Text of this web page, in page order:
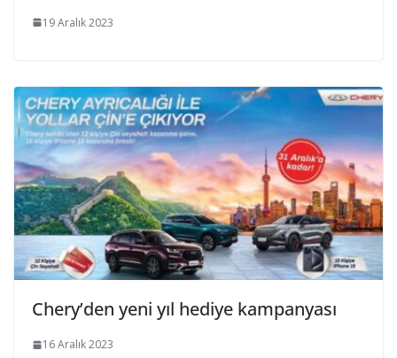
19 Aralık 2023
Chery’den yeni yıl hediye kampanyası
16 Aralık 2023